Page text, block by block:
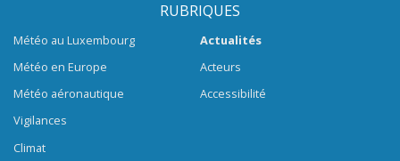
RUBRIQUES
Météo au Luxembourg
Météo en Europe
Météo aéronautique
Vigilances
Climat
Actualités
Acteurs
Accessibilité